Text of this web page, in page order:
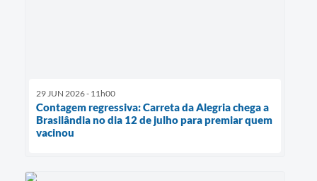
29 JUN 2026 - 11h00
Contagem regressiva: Carreta da Alegria chega a
Brasilândia no dia 12 de julho para premiar quem
vacinou